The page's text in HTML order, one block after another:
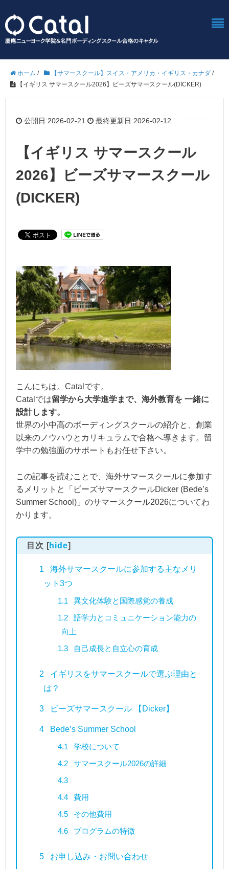
ホーム / 【サマースクール】スイス・アメリカ・イギリス・カナダ /
【イギリス サマースクール2026】ビーズサマースクール(DICKER)
公開日:2026-02-21 最終更新日:2026-02-12
【イギリス サマースクール
2026】ビーズサマースクール
(DICKER)
こんにちは。Catalです。
Catalでは留学から大学進学まで、海外教育を 一緒に
設計します。
世界の小中高のボーディングスクールの紹介と、創業
以来のノウハウとカリキュラムで合格へ導きます。留
学中の勉強面のサポートもお任せ下さい。
この記事を読むことで、海外サマースクールに参加す
るメリットと「ビーズサマースクールDicker (Bede’s
Summer School)」のサマースクール2026についてわ
かります。
目次 [hide]
1
海外サマースクールに参加する主なメリ
ット3つ
1.1
異文化体験と国際感覚の養成
1.2
語学力とコミュニケーション能力の
向上
1.3
自己成長と自立心の育成
2
イギリスをサマースクールで選ぶ理由と
は？
3 ビーズサマースクール 【Dicker】
4
Bede’s Summer School
4.1
学校について
4.2
サマースクール2026の詳細
4.3
4.4
費用
4.5
その他費用
4.6
プログラムの特徴
5 お申し込み・お問い合わせ